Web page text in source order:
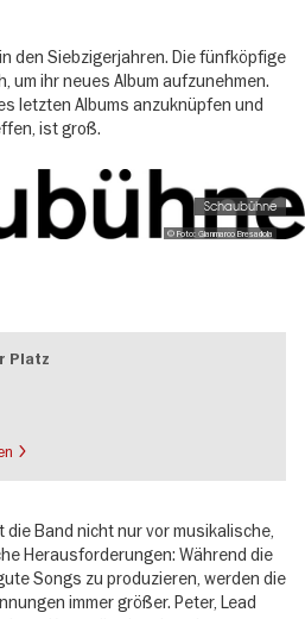
den Siebzigerjahren. Die fünfköpfige
um ihr neues Album aufzunehmen.
letzten Albums anzuknüpfen und
ist groß.
© Foto: Gianmarco Bresadola
Schaubühne
Platz
Band nicht nur vor musikalische,
Herausforderungen: Während die
Songs zu produzieren, werden die
immer größer. Peter, Lead